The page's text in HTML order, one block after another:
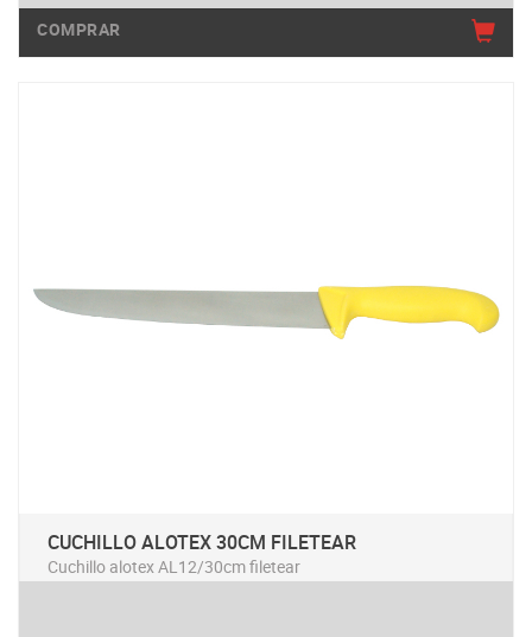
COMPRAR
CUCHILLO ALOTEX 30CM FILETEAR
Cuchillo alotex AL12/30cm filetear